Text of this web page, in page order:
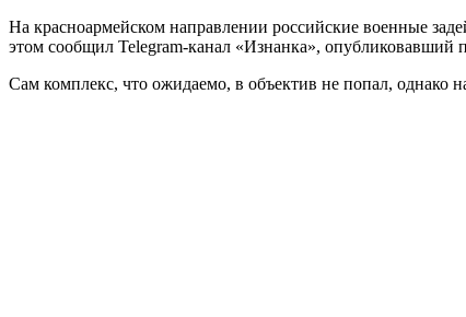
На красноармейском направлении российские военные
этом сообщил Telegram-канал «Изнанка», опубликовавший
Сам комплекс, что ожидаемо, в объектив не попал, однако